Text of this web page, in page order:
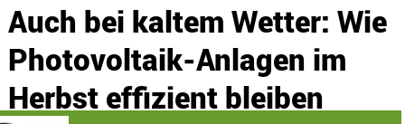
Auch bei kaltem Wetter: Wie
Photovoltaik-Anlagen im
Herbst effizient bleiben